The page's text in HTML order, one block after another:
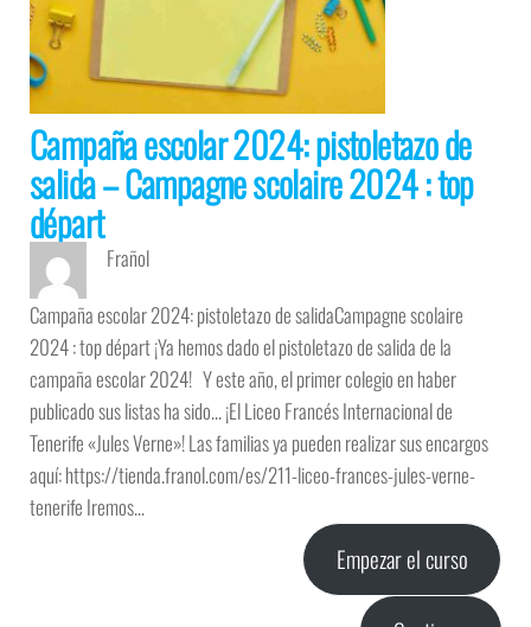
Campaña escolar 2024: pistoletazo de
salida – Campagne scolaire 2024 : top
départ
Frañol
Campaña escolar 2024: pistoletazo de salidaCampagne scolaire
2024 : top départ ¡Ya hemos dado el pistoletazo de salida de la
campaña escolar 2024! Y este año, el primer colegio en haber
publicado sus listas ha sido… ¡El Liceo Francés Internacional de
Tenerife «Jules Verne»! Las familias ya pueden realizar sus encargos
aquí: https://tienda.franol.com/es/211-liceo-frances-jules-verne-
tenerife Iremos…
Empezar el curso